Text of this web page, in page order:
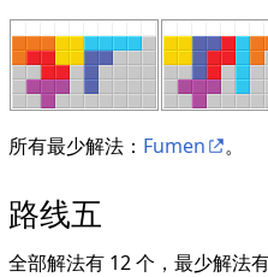
所有最少解法： Fumen 。
路线五
全部解法有 12 个，最少解法